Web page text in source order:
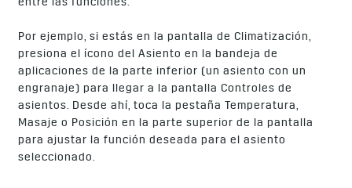
entre las funciones.
Por ejemplo, si estás en la pantalla de Climatización,
presiona el ícono del Asiento en la bandeja de
aplicaciones de la parte inferior (un asiento con un
engranaje) para llegar a la pantalla Controles de
asientos. Desde ahí, toca la pestaña Temperatura,
Masaje o Posición en la parte superior de la pantalla
para ajustar la función deseada para el asiento
seleccionado.